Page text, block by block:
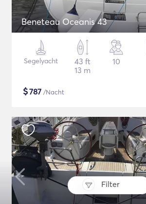
Filter
Beneteau Oceanis 43
Segelyacht
43 ft
13 m
10
$787 /Nacht